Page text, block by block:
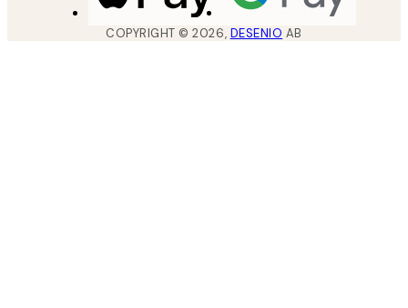
COPYRIGHT ©2026, DESENIO AB